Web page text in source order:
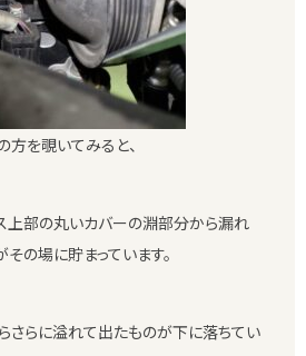
方を覗いてみると、
上部の丸いカバーの淵部分から漏れ
の場に貯まっています。
さらに溢れて出たものが下に落ちてい